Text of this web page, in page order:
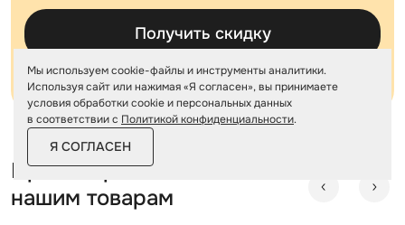
Получить скидку
Акция действует до 31.07.26
Присмотритесь к
нашим товарам
Мы используем cookie-файлы и инструменты аналитики.
Используя сайт или нажимая «Я согласен», вы принимаете
условия обработки cookie и персональных данных
в соответствии с Политикой конфиденциальности.
Я СОГЛАСЕН